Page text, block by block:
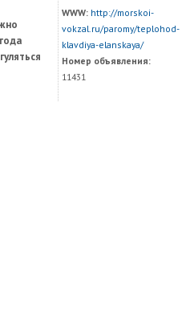
WWW: http://morskoi-
vokzal.ru/paromy/teplohod-
klavdiya-elanskaya/
Номер объявления:
11431